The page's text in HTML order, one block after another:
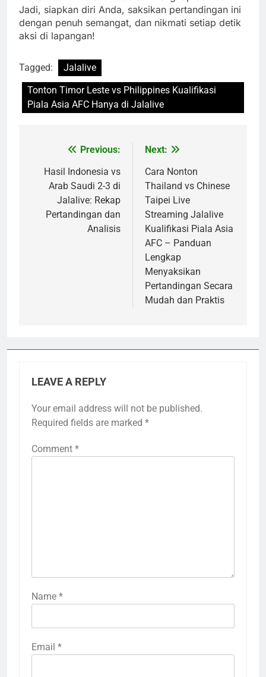
Jadi, siapkan diri Anda, saksikan pertandingan ini
dengan penuh semangat, dan nikmati setiap detik
aksi di lapangan!
Tagged:
Jalalive
Tonton Timor Leste vs Philippines Kualifikasi
Piala Asia AFC Hanya di Jalalive
navigation
Previous:
Hasil Indonesia vs
Arab Saudi 2-3 di
Jalalive: Rekap
Pertandingan dan
Analisis
Next:
Cara Nonton
Thailand vs Chinese
Taipei Live
Streaming Jalalive
Kualifikasi Piala Asia
AFC – Panduan
Lengkap
Menyaksikan
Pertandingan Secara
Mudah dan Praktis
LEAVE A REPLY
Your email address will not be published.
Required fields are marked *
Comment *
Name *
Email *